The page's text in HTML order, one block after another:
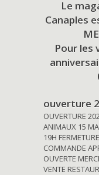
Le
Canaples
Pour les
ouverture
OUVERTURE
ANIMAUX 15
19H
COMMANDE
OUVERTE
VENTE